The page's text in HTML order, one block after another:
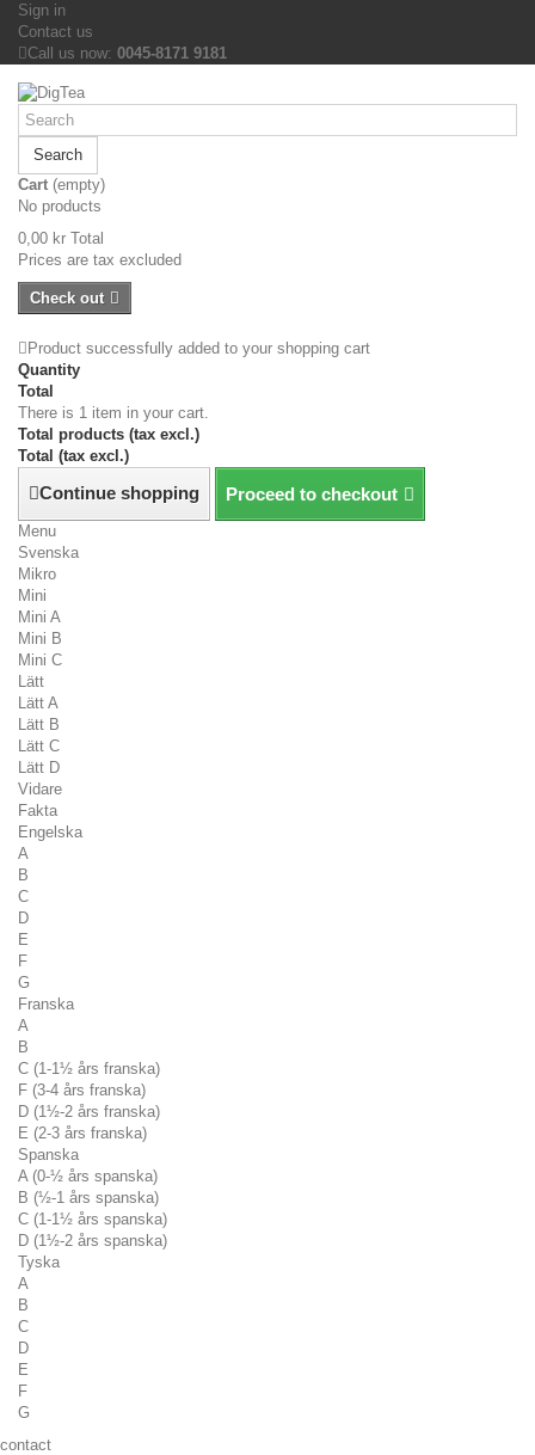
Sign in
Contact us
Call us now: 0045-8171 9181
Search
Cart (empty)
No products
0,00 kr Total
Prices are tax excluded
Check out
Product successfully added to your shopping cart
Quantity
Total
There is 1 item in your cart.
Total products (tax excl.)
Total (tax excl.)
Continue shopping Proceed to checkout
Menu
Svenska
Mikro
Mini
Mini A
Mini B
Mini C
Lätt
Lätt A
Lätt B
Lätt C
Lätt D
Vidare
Fakta
Engelska
A
B
C
D
E
F
G
Franska
A
B
C (1-1½ års franska)
F (3-4 års franska)
D (1½-2 års franska)
E (2-3 års franska)
Spanska
A (0-½ års spanska)
B (½-1 års spanska)
C (1-1½ års spanska)
D (1½-2 års spanska)
Tyska
A
B
C
D
E
F
G
contact